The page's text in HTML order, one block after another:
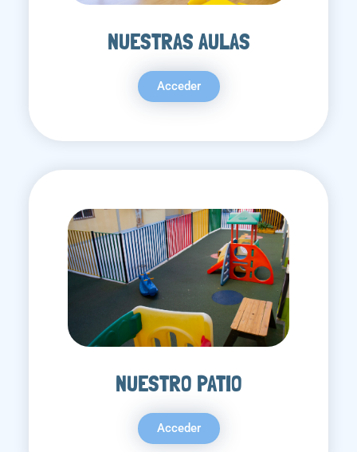
NUESTRAS AULAS
Acceder
NUESTRO PATIO
Acceder